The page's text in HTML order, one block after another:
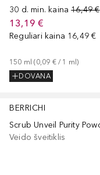
30 d. min. kaina 16,49 €
13,19 €
Reguliari kaina 16,49 €
150 ml (0,09 € / 1 ml)
DOVANA
BERRICHI
Scrub Unveil Purity
Veido šveitiklis